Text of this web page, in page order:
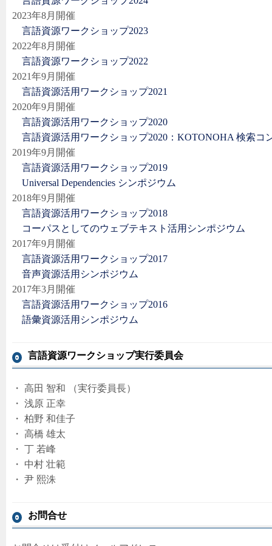
2023年8月開催
言語資源ワークショップ2023
2022年8月開催
言語資源ワークショップ2022
2021年9月開催
言語資源活用ワークショップ2021
2020年9月開催
言語資源活用ワークショップ2020
言語資源活用ワークショップ2020：KOTONOHA 検索コ
2019年9月開催
言語資源活用ワークショップ2019
Universal Dependencies シンポジウム
2018年9月開催
言語資源活用ワークショップ2018
コーパスとしてのウェブテキスト活用シンポジウム
2017年9月開催
言語資源活用ワークショップ2017
音声資源活用シンポジウム
2017年3月開催
言語資源活用ワークショップ2016
語彙資源活用シンポジウム
言語資源ワークショップ実行委員会
・ 高田 智和 （実行委員長）
・ 浅原 正幸
・ 柏野 和佳子
・ 高橋 雄太
・ 丁 若峰
・ 中村 壮範
・ 尹 熙洙
お問合せ